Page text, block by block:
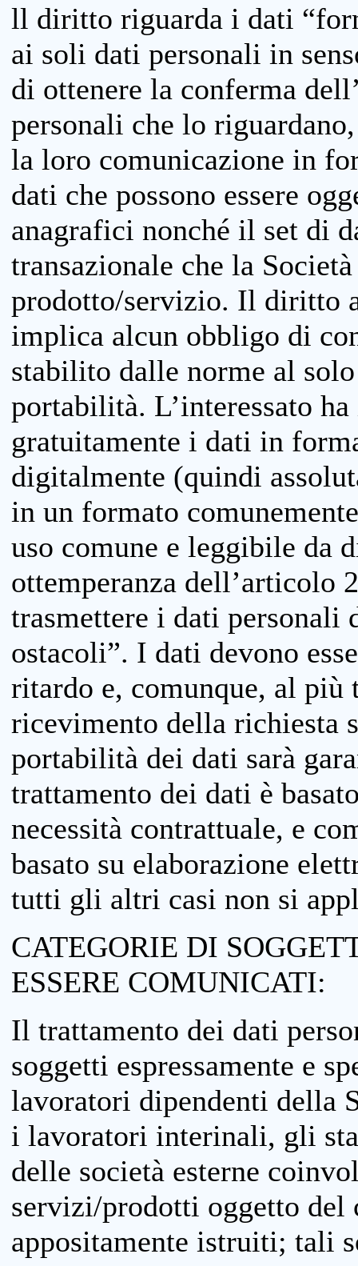
ll diritto riguarda i dati
ai soli dati personali in
di ottenere la conferma
personali che lo
la loro comunicazione in
dati che possono essere
anagrafici nonché il set di
transazionale che la
prodotto/servizio. Il diritto
implica alcun obbligo di
stabilito dalle norme al
portabilità. L’interessato
gratuitamente i dati in
digitalmente (quindi
in un formato
uso comune e leggibile da
ottemperanza dell’articolo
trasmettere i dati personali
ostacoli”. I dati devono
ritardo e, comunque, al più
ricevimento della richiesta
portabilità dei dati sarà
trattamento dei dati è
necessità contrattuale, e
basato su elaborazione
tutti gli altri casi non si
CATEGORIE DI
ESSERE COMUNICATI:
Il trattamento dei dati
soggetti espressamente e
lavoratori dipendenti della
i lavoratori interinali, gli
delle società esterne
servizi/prodotti oggetto
appositamente istruiti; tali